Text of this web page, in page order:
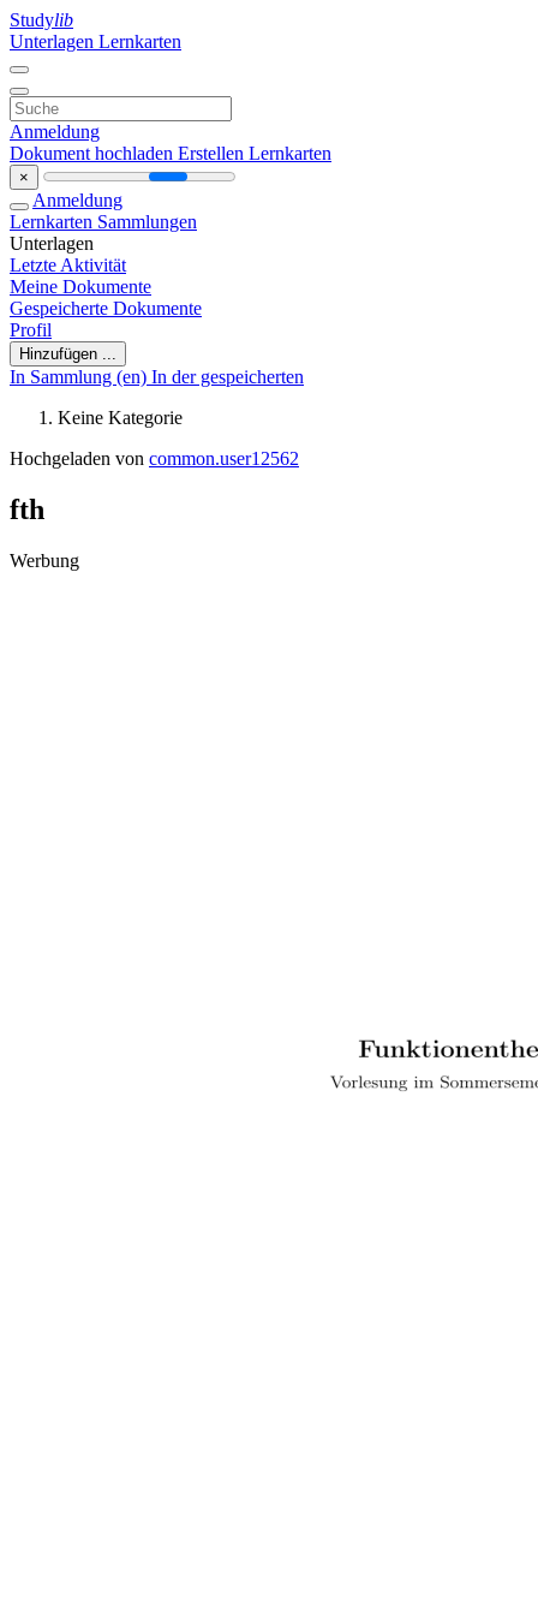
Studylib
Unterlagen Lernkarten
Anmeldung
Dokument hochladen Erstellen Lernkarten
×
Anmeldung
Lernkarten Sammlungen
Unterlagen
Letzte Aktivität
Meine Dokumente
Gespeicherte Dokumente
Profil
Hinzufügen ...
In Sammlung (en) In der gespeicherten
Keine Kategorie
Hochgeladen von common.user12562
fth
Werbung